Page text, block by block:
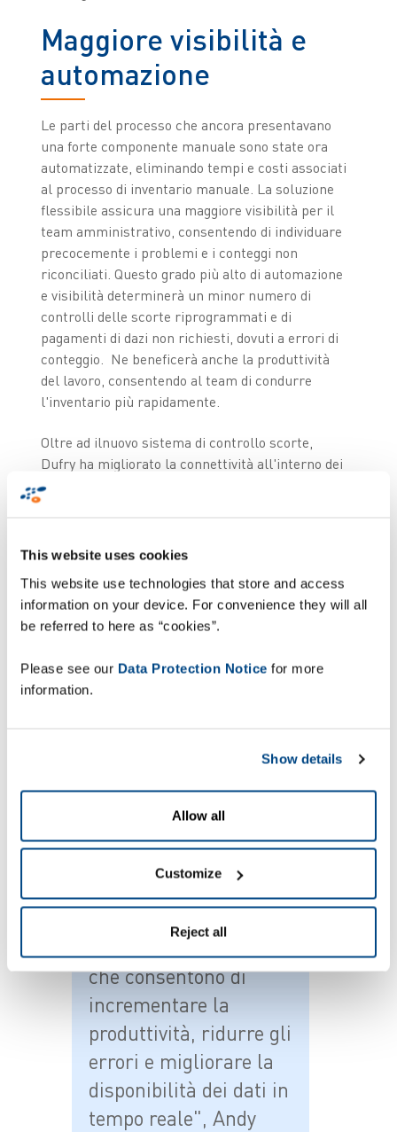
This website uses cookies
This website use technologies that store and access
information on your device. For convenience they will all
be referred to here as “cookies”.
Please see our Data Protection Notice for more
information.
Show details
Allow all
Customize
Reject all
Maggiore visibilità e
automazione
Le parti del processo che ancora presentavano
una forte componente manuale sono state ora
automatizzate, eliminando tempi e costi associati
al processo di inventario manuale. La soluzione
flessibile assicura una maggiore visibilità per il
team amministrativo, consentendo di individuare
precocemente i problemi e i conteggi non
riconciliati. Questo grado più alto di automazione
e visibilità determinerà un minor numero di
controlli delle scorte riprogrammati e di
pagamenti di dazi non richiesti, dovuti a errori di
conteggio. Ne beneficerà anche la produttività
del lavoro, consentendo al team di condurre
l'inventario più rapidamente.
Oltre ad ilnuovo sistema di controllo scorte,
Dufry ha migliorato la connettività all'interno dei
punti vendita, grazie alla possibilità di caricare i
dati di inventario nel sistema direttamente dai
di bottiglia e riducendo il numero di dispositivi
grado di fornire accesso ai controlli di inventario
in tempo reale da qualsiasi luogo, integrandosi
perfettamente nel sistema ERP principale di
funzionalità di reporting in tempo reale, la
soluzione offre a Dufry un migliore controllo delle
presso il punto vendita e quello della vendita.
Collaborando con
Zetes siamo in grado
e soluzioni innovative
che consentono di
incrementare la
produttività, ridurre gli
errori e migliorare la
disponibilità dei dati in
tempo reale", Andy